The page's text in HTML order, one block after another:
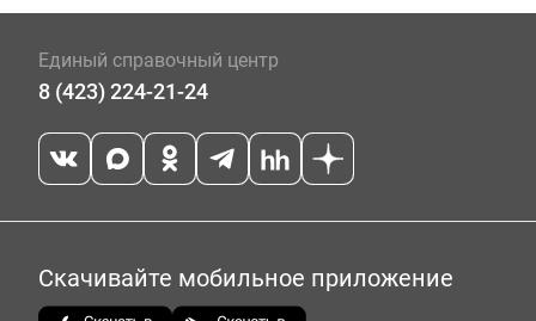
Единый справочный центр
8 (423) 224-21-24
Скачивайте мобильное приложение